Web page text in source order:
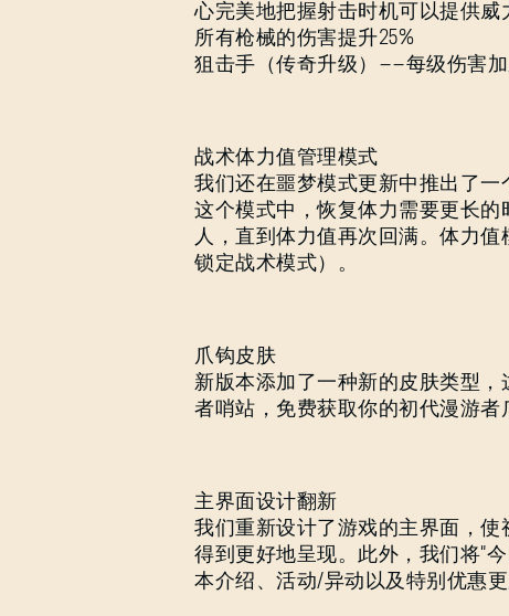
心完美地把握射击时机可以提供威
所有枪械的伤害提升25%
狙击手（传奇升级）——每级伤害加
战术体力值管理模式
我们还在噩梦模式更新中推出了
这个模式中，恢复体力需要更长
人，直到体力值再次回满。体力
锁定战术模式）。
爪钩皮肤
新版本添加了一种新的皮肤类型
者哨站，免费获取你的初代漫游者
主界面设计翻新
我们重新设计了游戏的主界面，
得到更好地呈现。此外，我们将“
本介绍、活动/异动以及特别优惠更